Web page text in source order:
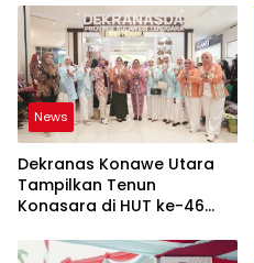
News
Dekranas Konawe Utara
Tampilkan Tenun
Konasara di HUT ke-46
UMKM Daerah